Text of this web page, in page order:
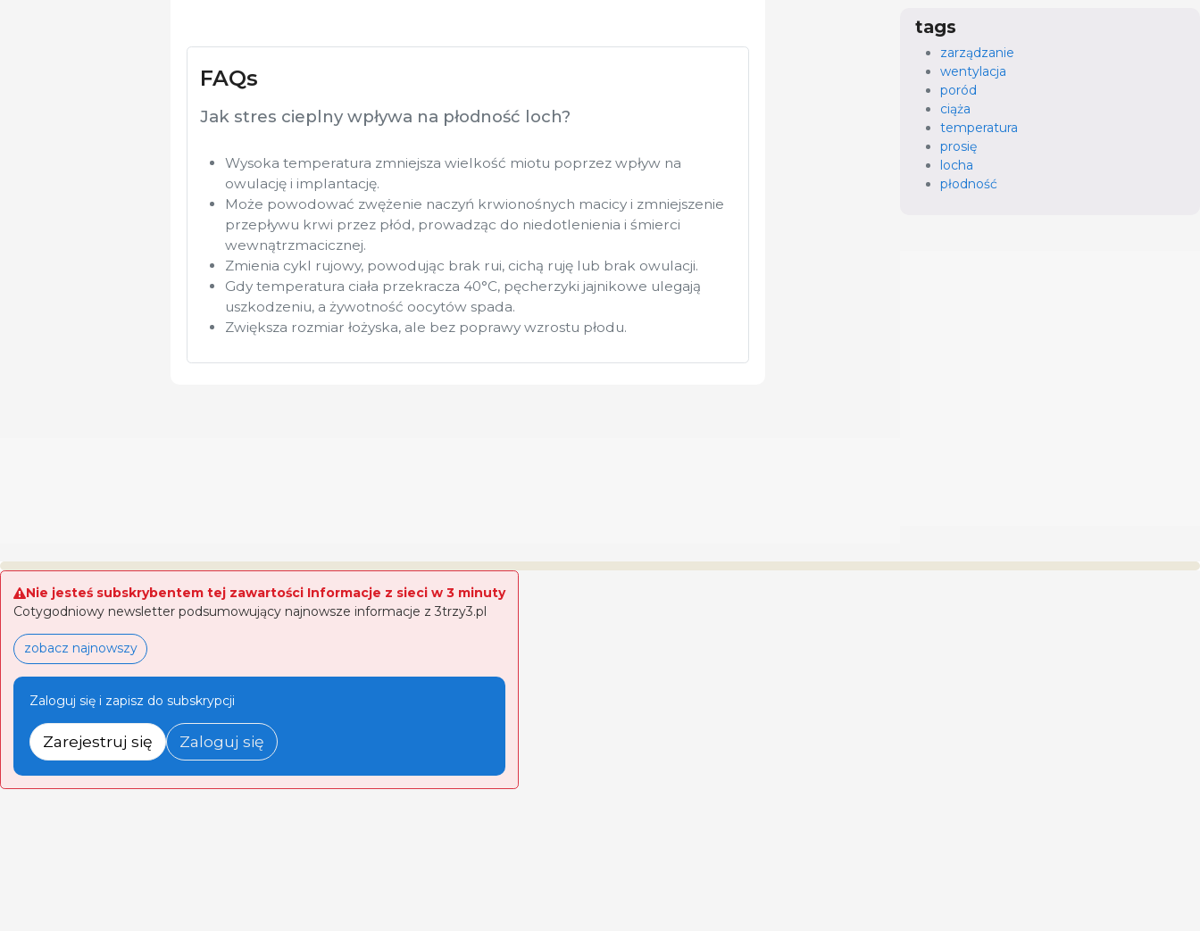
FAQs
Jak stres cieplny wpływa na płodność loch?
Wysoka temperatura zmniejsza wielkość miotu poprzez wpływ na
owulację i implantację.
Może powodować zwężenie naczyń krwionośnych macicy i zmniejszenie
przepływu krwi przez płód, prowadząc do niedotlenienia i śmierci
wewnątrzmacicznej.
Zmienia cykl rujowy, powodując brak rui, cichą ruję lub brak owulacji.
Gdy temperatura ciała przekracza 40°C, pęcherzyki jajnikowe ulegają
uszkodzeniu, a żywotność oocytów spada.
Zwiększa rozmiar łożyska, ale bez poprawy wzrostu płodu.
tags
zarządzanie
wentylacja
poród
ciąża
temperatura
prosię
locha
płodność
Nie jesteś subskrybentem tej zawartości Informacje z sieci w 3 minuty
Cotygodniowy newsletter podsumowujący najnowsze informacje z 3trzy3.pl
zobacz najnowszy
Zaloguj się i zapisz do subskrypcji
Zarejestruj się Zaloguj się